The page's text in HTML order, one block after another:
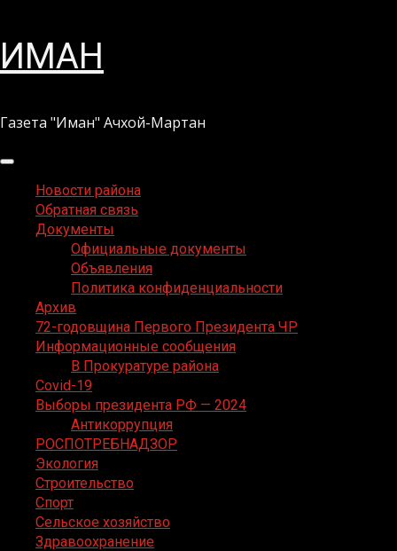
Перейти
кИМАН
Газета "Иман" Ачхой-Мартан
Основное
менюНовости района
Обратная связь
Документы
Официальные документы
Объявления
Политика конфиденциальности
Архив
72-годовщина Первого Президента ЧР
Информационные сообщения
В Прокуратуре района
Covid-19
Выборы президента РФ — 2024
Антикоррупция
РОСПОТРЕБНАДЗОР
Экология
Строительство
Спорт
Сельское хозяйство
Здравоохранение